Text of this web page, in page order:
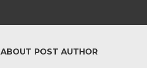
ABOUT POST AUTHOR